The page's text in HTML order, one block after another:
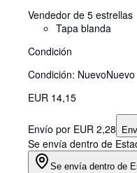
Vendedor de 5 estrellas
Tapa blanda
Condición
Condición: NuevoNuevo
EUR 14,15
Envío por EUR 2,28
Se envía dentro de
Se envía dentro de